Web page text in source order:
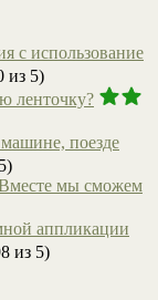
с использование
из 5)
ленточку?
поезде
мы сможем
аппликации
из 5)